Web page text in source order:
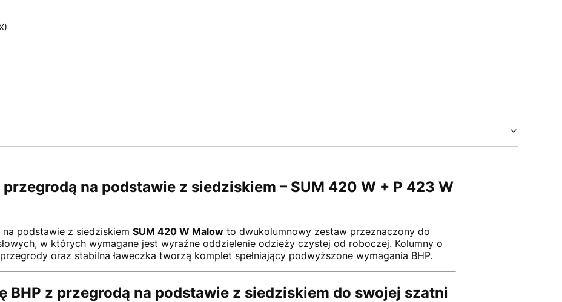
na podstawie z siedziskiem – SUM 420 W + P 423 W
podstawie z siedziskiem SUM 420 W Malowto dwukolumnowy zestaw przeznaczony do
w których wymagane jest wyraźne oddzielenie odzieży czystej od roboczej. Kolumny o
oraz stabilna ławeczka tworzą komplet spełniający podwyższone wymagania BHP.
BHP z przegrodą na podstawie z siedziskiem do swojej szatni